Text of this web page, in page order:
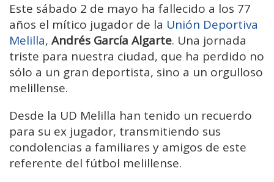
Este sábado 2 de mayo ha fallecido a los 77
años el mítico jugador de la Unión Deportiva
Melilla, Andrés García Algarte. Una jornada
triste para nuestra ciudad, que ha perdido no
sólo a un gran deportista, sino a un orgulloso
melillense.
Desde la UD Melilla han tenido un recuerdo
para su ex jugador, transmitiendo sus
condolencias a familiares y amigos de este
referente del fútbol melillense.